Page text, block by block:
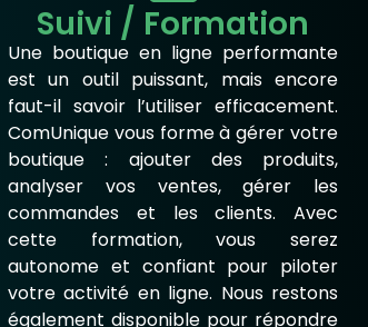
Suivi / Formation
Une boutique en ligne performante
est un outil puissant, mais encore
faut-il savoir l’utiliser efficacement.
ComUnique vous forme à gérer votre
boutique : ajouter des produits,
analyser vos ventes, gérer les
commandes et les clients. Avec
cette formation, vous serez
autonome et confiant pour piloter
votre activité en ligne. Nous restons
également disponible pour répondre